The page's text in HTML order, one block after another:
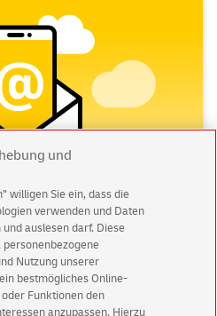
Newsletter
exklusive Angebote und
Vorteil
und
willigen Sie ein, dass die
verwenden und Daten
auslesen darf. Diese
Nutzung unserer
bestmögliches Online-
Funktionen den
anzupassen. Hierzu